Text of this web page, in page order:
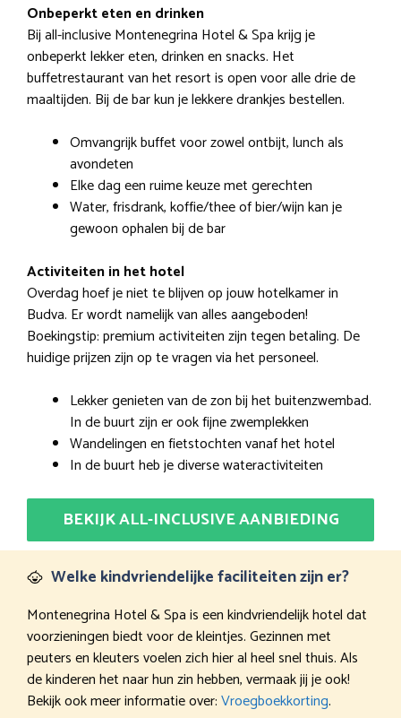
Onbeperkt eten en drinken
Bij all-inclusive Montenegrina Hotel & Spa krijg je
onbeperkt lekker eten, drinken en snacks. Het
buffetrestaurant van het resort is open voor alle drie de
maaltijden. Bij de bar kun je lekkere drankjes bestellen.
Omvangrijk buffet voor zowel ontbijt, lunch als
avondeten
Elke dag een ruime keuze met gerechten
Water, frisdrank, koffie/thee of bier/wijn kan je
gewoon ophalen bij de bar
Activiteiten in het hotel
Overdag hoef je niet te blijven op jouw hotelkamer in
Budva. Er wordt namelijk van alles aangeboden!
Boekingstip: premium activiteiten zijn tegen betaling. De
huidige prijzen zijn op te vragen via het personeel.
Lekker genieten van de zon bij het buitenzwembad.
In de buurt zijn er ook fijne zwemplekken
Wandelingen en fietstochten vanaf het hotel
In de buurt heb je diverse wateractiviteiten
BEKIJK ALL-INCLUSIVE AANBIEDING
Welke kindvriendelijke faciliteiten zijn er?
Montenegrina Hotel & Spa is een kindvriendelijk hotel dat
voorzieningen biedt voor de kleintjes. Gezinnen met
peuters en kleuters voelen zich hier al heel snel thuis. Als
de kinderen het naar hun zin hebben, vermaak jij je ook!
Bekijk ook meer informatie over:Vroegboekkorting.